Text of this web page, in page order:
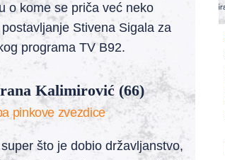
o kome se priča već neko
Stivena Sigala za
programa TV B92.
Kalimirović (66)
pinkove zvezdice
što je dobio državljanstvo,